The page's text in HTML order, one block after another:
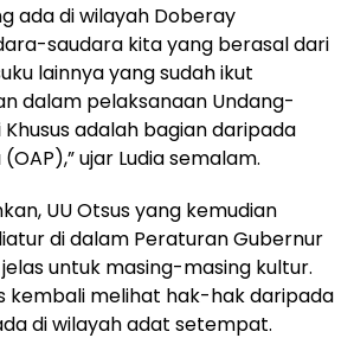
ada di wilayah Doberay
saudara kita yang berasal dari
lainnya yang sudah ikut
dalam pelaksanaan Undang-
adalah bagian daripada
ujar Ludia semalam.
UU Otsus yang kemudian
di dalam Peraturan Gubernur
untuk masing-masing kultur.
kembali melihat hak-hak daripada
di wilayah adat setempat.